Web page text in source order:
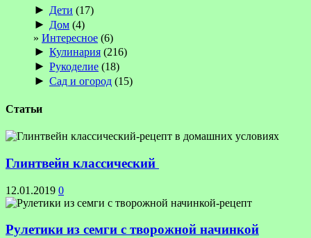
► Дети (17)
► Дом (4)
Интересное (6)
► Кулинария (216)
► Рукоделие (18)
► Сад и огород (15)
Статьи
Глинтвейн классический
12.01.2019 0
Рулетики из семги с творожной начинкой